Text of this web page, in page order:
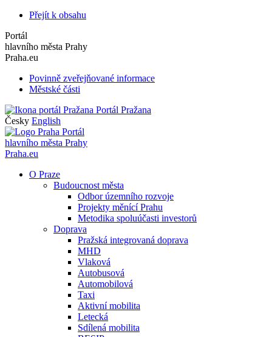
Přejít k obsahu
Portál
hlavního města Prahy
Praha.eu
Povinně zveřejňované informace
Městské části
Portál Pražana
Česky English
Portál
hlavního města Prahy
Praha.eu
O Praze
Budoucnost města
Odbor územního rozvoje
Projekty měnící Prahu
Metodika spoluúčasti investorů
Doprava
Pražská integrovaná doprava
MHD
Vlaková
Autobusová
Automobilová
Taxi
Aktivní mobilita
Letecká
Sdílená mobilita